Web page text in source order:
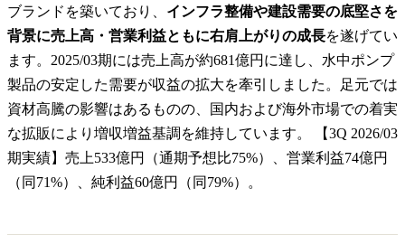
ブランドを築いており、 インフラ整備や建設需要の底堅さを
背景に売上高・営業利益ともに右肩上がりの成長を遂げてい
ます。2025/03期には売上高が約681億円に達し、水中ポンプ
製品の安定した需要が収益の拡大を牽引しました。足元では
資材高騰の影響はあるものの、国内および海外市場での着実
な拡販により増収増益基調を維持しています。 【3Q 2026/03
期実績】売上533億円（通期予想比75%）、営業利益74億円
（同71%）、純利益60億円（同79%）。